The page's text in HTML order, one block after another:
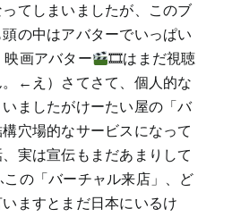
てしまいましたが、このブ
の中はアバターでいっぱい
画アバター
🎞はまだ視聴
。←え）さてさて、個人的な
ましたがけーたい屋の「バ
穴場的なサービスになって
実は宣伝もまだあまりして
この「バーチャル来店」、ど
ますとまだ日本にいるけ